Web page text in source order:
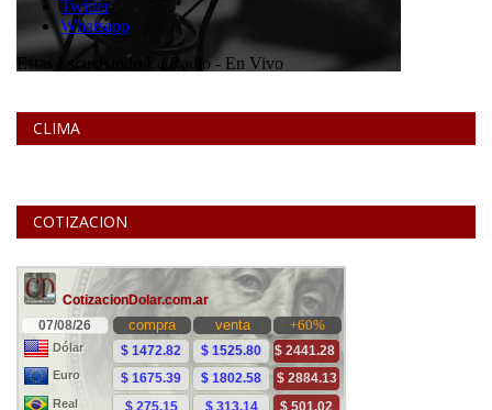
CLIMA
COTIZACION